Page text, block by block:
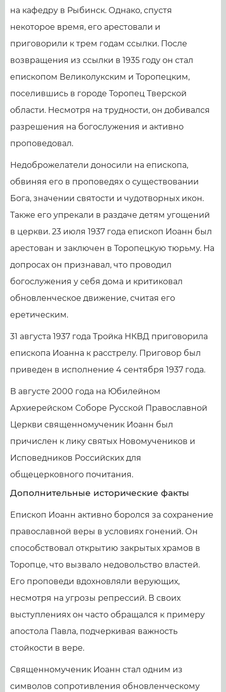
на кафедру в Рыбинск. Однако, спустя
некоторое время, его арестовали и
приговорили к трем годам ссылки. После
возвращения из ссылки в 1935 году он стал
епископом Великолукским и Торопецким,
поселившись в городе Торопец Тверской
области. Несмотря на трудности, он добивался
разрешения на богослужения и активно
проповедовал.
Недоброжелатели доносили на епископа,
обвиняя его в проповедях о существовании
Бога, значении святости и чудотворных икон.
Также его упрекали в раздаче детям угощений
в церкви. 23 июля 1937 года епископ Иоанн был
арестован и заключен в Торопецкую тюрьму. На
допросах он признавал, что проводил
богослужения у себя дома и критиковал
обновленческое движение, считая его
еретическим.
31 августа 1937 года Тройка НКВД приговорила
епископа Иоанна к расстрелу. Приговор был
приведен в исполнение 4 сентября 1937 года.
В августе 2000 года на Юбилейном
Архиерейском Соборе Русской Православной
Церкви священномученик Иоанн был
причислен к лику святых Новомучеников и
Исповедников Российских для
общецерковного почитания.
Дополнительные исторические факты
Епископ Иоанн активно боролся за сохранение
православной веры в условиях гонений. Он
способствовал открытию закрытых храмов в
Торопце, что вызвало недовольство властей.
Его проповеди вдохновляли верующих,
несмотря на угрозы репрессий. В своих
выступлениях он часто обращался к примеру
апостола Павла, подчеркивая важность
стойкости в вере.
Священномученик Иоанн стал одним из
символов сопротивления обновленческому